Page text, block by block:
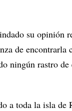
su opinión
de
ningún rastro
a toda la isla